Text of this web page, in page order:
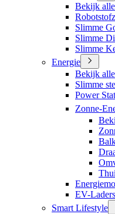
Bekijk
Slimme
Slimme
Slimme
Energie
Bekijk
Slimme
Power
Zonne-
EV-Laders
Smart Lifestyle